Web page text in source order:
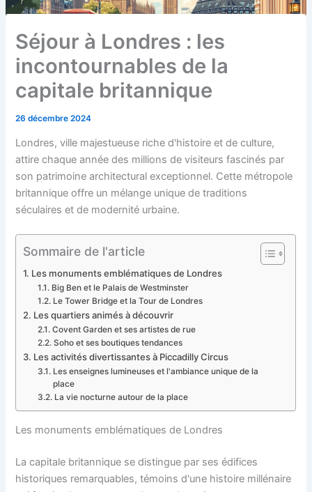
Séjour à Londres : les
incontournables de la
capitale britannique
26 décembre 2024
Londres, ville majestueuse riche d'histoire et de culture,
attire chaque année des millions de visiteurs fascinés par
son patrimoine architectural exceptionnel. Cette métropole
britannique offre un mélange unique de traditions
séculaires et de modernité urbaine.
Sommaire de l'article
Les monuments emblématiques de Londres
Big Ben et le Palais de Westminster
Le Tower Bridge et la Tour de Londres
Les quartiers animés à découvrir
Covent Garden et ses artistes de rue
Soho et ses boutiques tendances
Les activités divertissantes à Piccadilly Circus
Les enseignes lumineuses et l'ambiance unique de la
place
La vie nocturne autour de la place
Les monuments emblématiques de Londres
La capitale britannique se distingue par ses édifices
historiques remarquables, témoins d'une histoire millénaire